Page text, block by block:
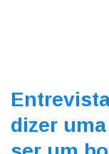
dizer